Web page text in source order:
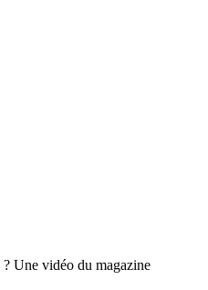
Une vidéo du magazine